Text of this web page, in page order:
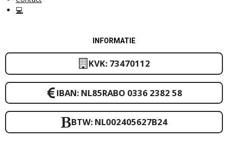
💻
INFORMATIE
KVK: 73470112
IBAN: NL85RABO 0336 2382 58
BTW: NL002405627B24